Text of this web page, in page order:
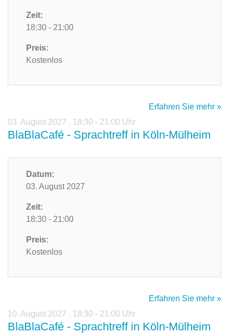
Zeit:
18:30 - 21:00
Preis:
Kostenlos
Erfahren Sie mehr »
03. August 2027 , 18:30 - 21:00 Uhr
BlaBlaCafé - Sprachtreff in Köln-Mülheim
Datum:
03. August 2027
Zeit:
18:30 - 21:00
Preis:
Kostenlos
Erfahren Sie mehr »
10. August 2027 , 18:30 - 21:00 Uhr
BlaBlaCafé - Sprachtreff in Köln-Mülheim